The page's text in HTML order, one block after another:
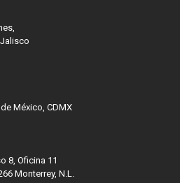
México, CDMX
8, Oficina 11
Monterrey, N.L.